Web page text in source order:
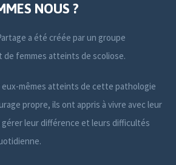
NOUS ?
a été créée par un groupe
de femmes atteints de scoliose.
eux-mêmes atteints de cette pathologie
propre, ils ont appris à vivre avec leur
gérer leur différence et leurs difficultés